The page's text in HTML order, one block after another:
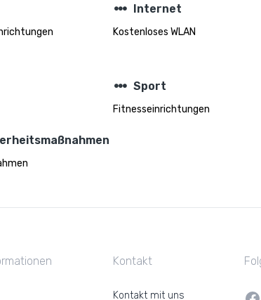
steppers Internet
Kostenloses WLAN
steppers Sport
Fitnesseinrichtungen
Kontakt
Kontakt mit uns